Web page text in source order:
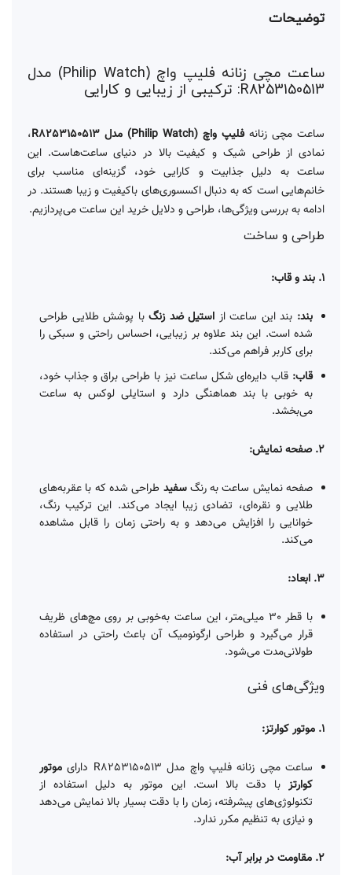
توضیحات
ساعت مچی زنانه فلیپ واچ (Philip Watch) مدل
R8253150513: ترکیبی از زیبایی و کارایی
ساعت مچی زنانهفلیپ واچ (Philip Watch) مدل R8253150513
،
نمادی از طراحی شیک و کیفیت بالا در دنیای ساعت‌هاست. این
ساعت به دلیل جذابیت و کارایی خود، گزینه‌ای مناسب برای
خانم‌هایی است که به دنبال اکسسوری‌های باکیفیت و زیبا هستند. در
ادامه به بررسی ویژگی‌ها، طراحی و دلایل خرید این ساعت می‌پردازیم.
طراحی و ساخت
1. بند و قاب:
بند: بند این ساعت از استیل ضد زنگبا پوشش طلایی طراحی
شده است. این بند علاوه بر زیبایی، احساس راحتی و سبکی را
برای کاربر فراهم می‌کند.
قاب: قاب دایره‌ای شکل ساعت نیز با طراحی براق و جذاب خود،
به خوبی با بند هماهنگی دارد و استایلی لوکس به ساعت
می‌بخشد.
2. صفحه نمایش:
صفحه نمایش ساعت به رنگسفید طراحی شده که با عقربه‌های
طلایی و نقره‌ای، تضادی زیبا ایجاد می‌کند. این ترکیب رنگ،
خوانایی را افزایش می‌دهد و به راحتی زمان را قابل مشاهده
می‌کند.
3. ابعاد:
با قطر 30 میلی‌متر، این ساعت به‌خوبی بر روی مچ‌های ظریف
قرار می‌گیرد و طراحی ارگونومیک آن باعث راحتی در استفاده
طولانی‌مدت می‌شود.
ویژگی‌های فنی
1. موتور کوارتز:
ساعت مچی زنانه فلیپ واچ مدل R8253150513 دارای
موتور
کوارتز با دقت بالا است. این موتور به دلیل استفاده از
تکنولوژی‌های پیشرفته، زمان را با دقت بسیار بالا نمایش می‌دهد
و نیازی به تنظیم مکرر ندارد.
2. مقاومت در برابر آب: